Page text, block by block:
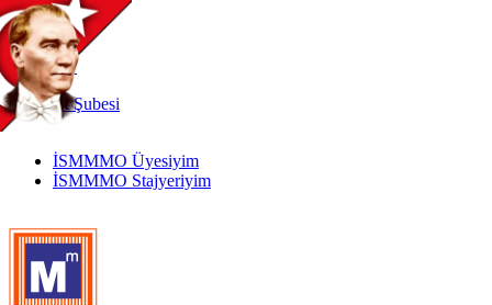
TR
|
EN
İnternetŞubesi
İSMMMO Üyesiyim
İSMMMO Stajyeriyim